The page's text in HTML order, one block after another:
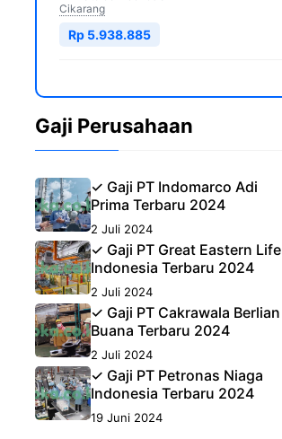
Cikarang
Rp 5.938.885
Gaji Perusahaan
✓ Gaji PT Indomarco Adi
Prima Terbaru 2024
2 Juli 2024
✓ Gaji PT Great Eastern Life
Indonesia Terbaru 2024
2 Juli 2024
✓ Gaji PT Cakrawala Berlian
Buana Terbaru 2024
2 Juli 2024
✓ Gaji PT Petronas Niaga
Indonesia Terbaru 2024
19 Juni 2024